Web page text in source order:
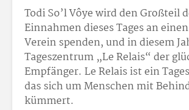
Todi So’l Vôye wird den Großteil
Einnahmen dieses Tages an
Verein spenden, und in diesem
Tageszentrum „Le Relais“ der
Empfänger. Le Relais ist ein
das sich um Menschen mit
kümmert.